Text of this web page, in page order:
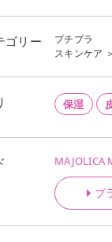
ゴリー
プチプラ
スキンケア
保湿
MAJOLICA
ブ